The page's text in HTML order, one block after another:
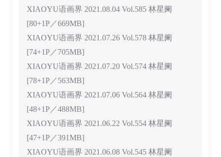
XIAOYU语画界 2021.08.04 Vol.585 林星阑
[80+1P／669MB]
XIAOYU语画界 2021.07.26 Vol.578 林星阑
[74+1P／705MB]
XIAOYU语画界 2021.07.20 Vol.574 林星阑
[78+1P／563MB]
XIAOYU语画界 2021.07.06 Vol.564 林星阑
[48+1P／488MB]
XIAOYU语画界 2021.06.22 Vol.554 林星阑
[47+1P／391MB]
XIAOYU语画界 2021.06.08 Vol.545 林星阑